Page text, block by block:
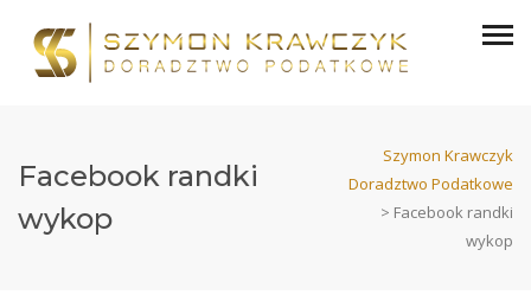
Facebook randki
wykop
Szymon Krawczyk
Doradztwo Podatkowe
> Facebook randki
wykop